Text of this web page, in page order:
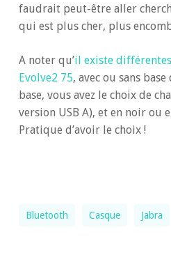
faudrait peut-être aller
qui est plus cher, plus
A noter qu’il existe
Evolve2 75, avec ou sans
base, vous avez le choix de
version USB A), et en noir ou
Pratique d’avoir le choix !
Bluetooth Casque Jabra